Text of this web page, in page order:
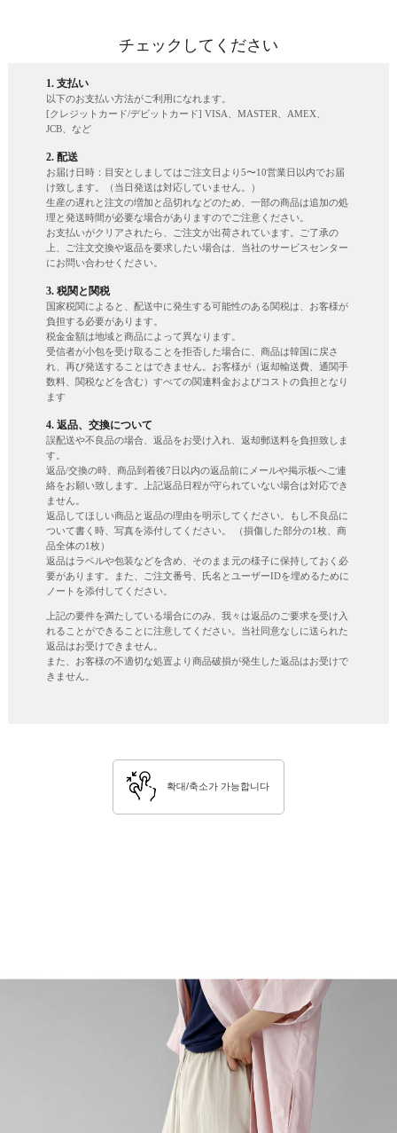
チェックしてください
1. 支払い
以下のお支払い方法がご利用になれます。
[クレジットカード/デビットカード] VISA、MASTER、AMEX、
JCB、など
2. 配送
お届け日時：目安としましてはご注文日より5〜10営業日以内でお届
け致します。（当日発送は対応していません。）
生産の遅れと注文の増加と品切れなどのため、一部の商品は追加の処
理と発送時間が必要な場合がありますのでご注意ください。
お支払いがクリアされたら、ご注文が出荷されています。ご了承の
上、ご注文交換や返品を要求したい場合は、当社のサービスセンター
にお問い合わせください。
3. 税関と関税
国家税関によると、配送中に発生する可能性のある関税は、お客様が
負担する必要があります。
税金金額は地域と商品によって異なります。
受信者が小包を受け取ることを拒否した場合に、商品は韓国に戻さ
れ、再び発送することはできません。お客様が（返却輸送費、通関手
数料、関税などを含む）すべての関連料金およびコストの負担となり
ます
4. 返品、交換について
誤配送や不良品の場合、返品をお受け入れ、返却郵送料を負担致しま
す。
返品/交換の時、商品到着後7日以内の返品前にメールや掲示板へご連
絡をお願い致します。上記返品日程が守られていない場合は対応でき
ません。
返品してほしい商品と返品の理由を明示してください。もし不良品に
ついて書く時、写真を添付してください。 （損傷した部分の1枚、商
品全体の1枚）
返品はラベルや包装などを含め、そのまま元の様子に保持しておく必
要があります。また、ご注文番号、氏名とユーザーIDを埋めるために
ノートを添付してください。
上記の要件を満たしている場合にのみ、我々は返品のご要求を受け入
れることができることに注意してください。当社同意なしに送られた
返品はお受けできません。
また、お客様の不適切な処置より商品破損が発生した返品はお受けで
きません。
확대/축소가 가능합니다